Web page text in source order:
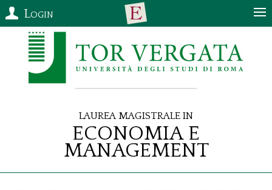
Login
Laurea Magistrale in
Economia e
Management